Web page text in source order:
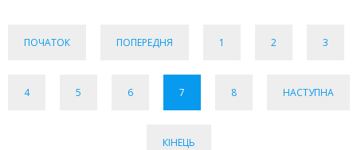
ПОЧАТОК ПОПЕРЕДНЯ 1 2 3
4 5 6 7 8 НАСТУПНА
КІНЕЦЬ